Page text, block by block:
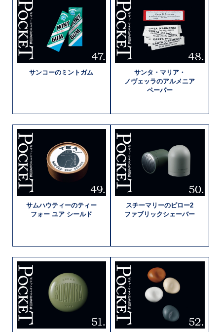
サンコーの ミントガム
サンタ・マリア・
ノヴェッラのアルメニア
ペーパー
サムハウティーのティー
フォー ユア シールド
スチーマリーのピロー2
ファブリックシェーバー